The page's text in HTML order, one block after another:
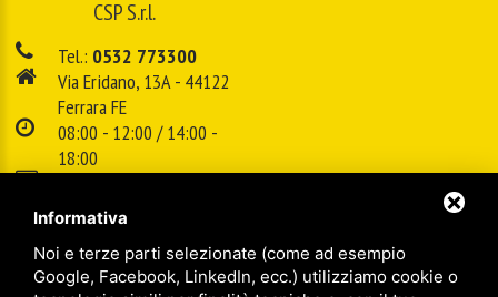
CSP S.r.l.
Tel.: 0532 773300
Via Eridano, 13A - 44122
Ferrara FE
08:00 - 12:00 / 14:00 -
18:00
info@cspsrl.biz
Sitemap / Privacy policy/Legal
Informativa
Noi e terze parti selezionate (come ad esempio
Google, Facebook, LinkedIn, ecc.) utilizziamo cookie o